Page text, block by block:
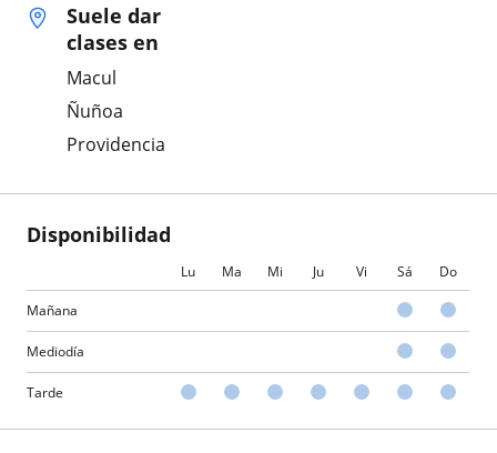
Suele dar
clases en
Macul
Ñuñoa
Providencia
Disponibilidad
Lu Ma Mi Ju Vi Sá Do
Mañana
Mediodía
Tarde